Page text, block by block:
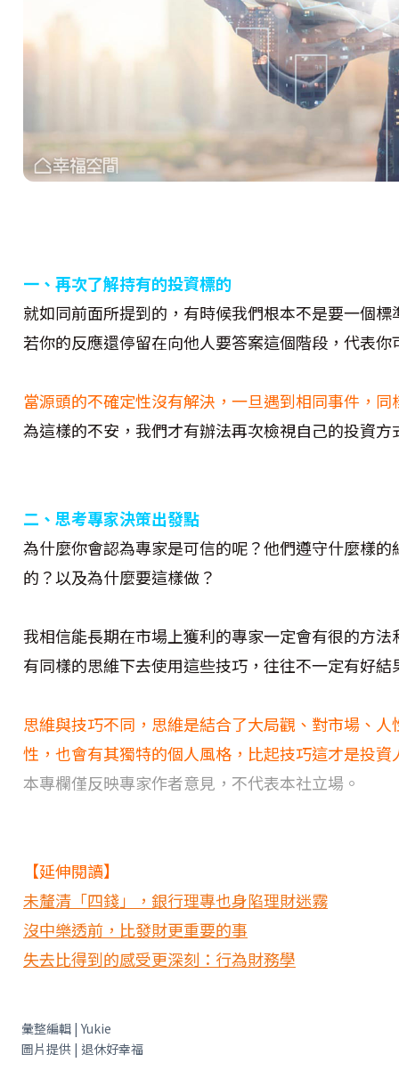
一、再次了解持有的投資標的
就如同前面所提到的，有時候我們根本不是要一個
若你的反應還停留在向他人要答案這個階段，代表
當源頭的不確定性沒有解決，一旦遇到相同事件，
為這樣的不安，我們才有辦法再次檢視自己的投資
二、思考專家決策出發點
為什麼你會認為專家是可信的呢？他們遵守什麼樣
的？以及為什麼要這樣做？
我相信能長期在市場上獲利的專家一定會有很的方
有同樣的思維下去使用這些技巧，往往不一定有好結
思維與技巧不同，思維是結合了大局觀、對市場、
性，也會有其獨特的個人風格，比起技巧這才是投
本專欄僅反映專家作者意見，不代表本社立場。
【延伸閱讀】
未釐清「四錢」，銀行理專也身陷理財迷霧
沒中樂透前，比發財更重要的事
失去比得到的感受更深刻：行為財務學
彙整編輯 | Yukie
圖片提供 | 退休好幸福